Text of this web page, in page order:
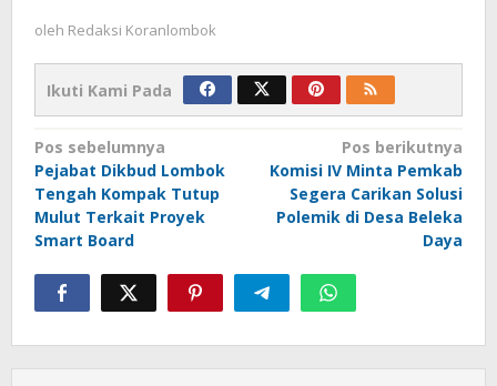
oleh Redaksi Koranlombok
Ikuti Kami Pada
Navigasi
pos
Pos sebelumnya
Pejabat Dikbud Lombok
Tengah Kompak Tutup
Mulut Terkait Proyek
Smart Board
Pos berikutnya
Komisi IV Minta Pemkab
Segera Carikan Solusi
Polemik di Desa Beleka
Daya